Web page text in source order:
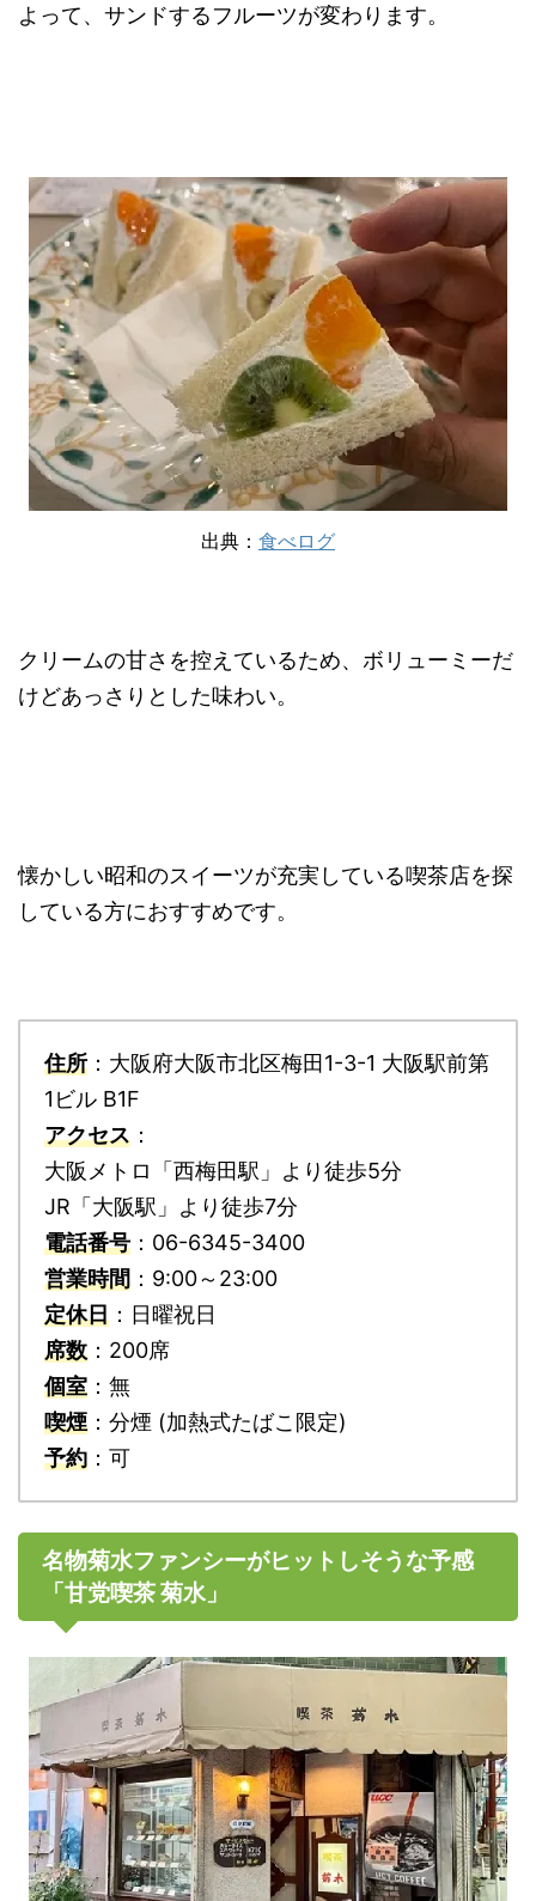
よって、サンドするフルーツが変わります。
出典： 食べログ
クリームの甘さを控えているため、ボリューミーだ
けどあっさりとした味わい。
懐かしい昭和のスイーツが充実している喫茶店を探
している方におすすめです。
住所 ：大阪府大阪市北区梅田1-3-1 大阪駅前第
1ビル B1F
アクセス ：
大阪メトロ「西梅田駅」より徒歩5分
JR「大阪駅」より徒歩7分
電話番号 ：06-6345-3400
営業時間 ：9:00～23:00
定休日 ：日曜祝日
席数 ：200席
個室 ：無
喫煙 ：分煙 (加熱式たばこ限定)
予約 ：可
名物菊水ファンシーがヒットしそうな予感
「甘党喫茶 菊水」